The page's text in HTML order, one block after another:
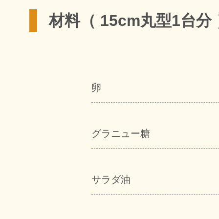
材料（ 15cm丸型1台分
卵
グラニュー糖
サラダ油